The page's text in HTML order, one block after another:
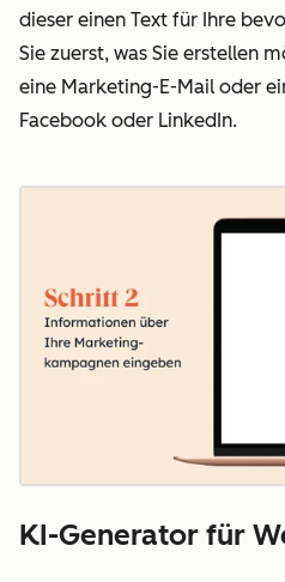
dieser einen Text für Ihre
Sie zuerst, was Sie erstellen
eine Marketing-E-Mail oder
Facebook oder LinkedIn.
KI-Generator für